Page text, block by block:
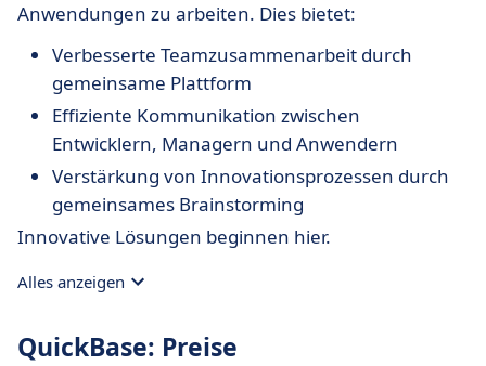
Anwendungen zu arbeiten. Dies bietet:
Verbesserte Teamzusammenarbeit durch
gemeinsame Plattform
Effiziente Kommunikation zwischen
Entwicklern, Managern und Anwendern
Verstärkung von Innovationsprozessen durch
gemeinsames Brainstorming
Innovative Lösungen beginnen hier.
Alles anzeigen
QuickBase: Preise